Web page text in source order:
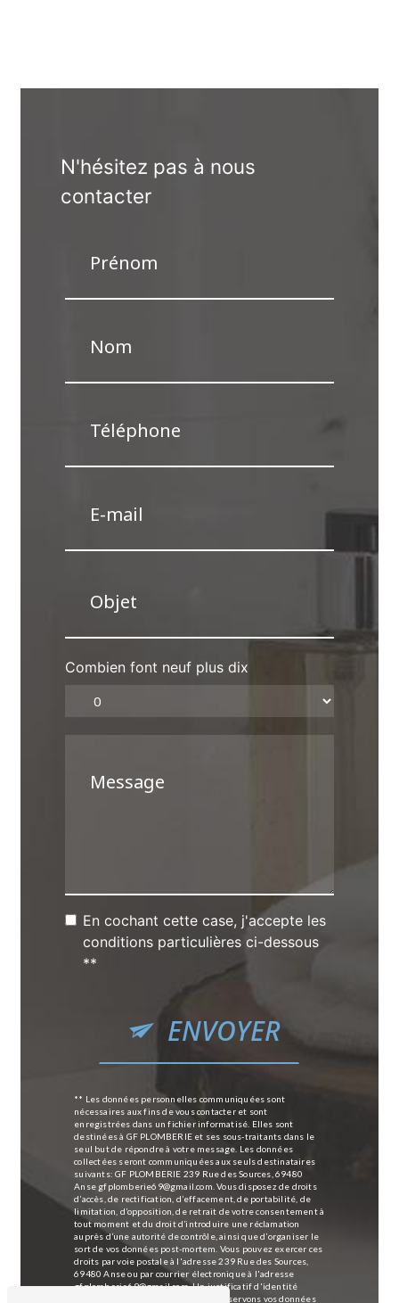
N'hésitez pas à nous
contacter
Combien font neuf plus dix
En cochant cette case, j'accepte les
conditions particulières ci-dessous
**
ENVOYER
** Les données personnelles communiquées sont
nécessaires aux fins de vous contacter et sont
enregistrées dans un fichier informatisé. Elles sont
destinées à GF PLOMBERIE et ses sous-traitants dans le
seul but de répondre à votre message. Les données
collectées seront communiquées aux seuls destinataires
suivants: GF PLOMBERIE 239 Rue des Sources, 69480
Anse gfplomberie69@gmail.com. Vous disposez de droits
d’accès, de rectification, d’effacement, de portabilité, de
limitation, d’opposition, de retrait de votre consentement à
tout moment et du droit d’introduire une réclamation
auprès d’une autorité de contrôle, ainsi que d’organiser le
sort de vos données post-mortem. Vous pouvez exercer ces
droits par voie postale à l'adresse 239 Rue des Sources,
69480 Anse ou par courrier électronique à l'adresse
gfplomberie69@gmail.com. Un justificatif d'identité
pourra vous être demandé. Nous conservons vos données